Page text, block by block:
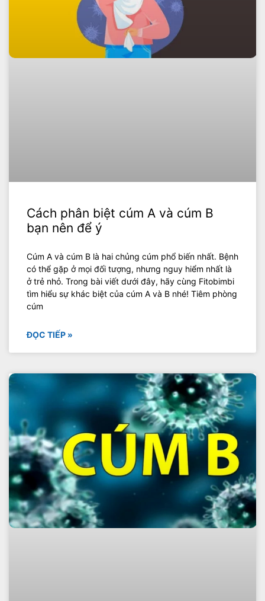
Cách phân biệt cúm A và cúm B
bạn nên để ý
Cúm A và cúm B là hai chủng cúm phổ biến nhất. Bệnh
có thể gặp ở mọi đối tượng, nhưng nguy hiểm nhất là
ở trẻ nhỏ. Trong bài viết dưới đây, hãy cùng Fitobimbi
tìm hiểu sự khác biệt của cúm A và B nhé! Tiêm phòng
cúm
ĐỌC TIẾP »